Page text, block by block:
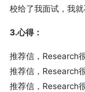
校给了我面试，我
3.心得：
推荐信，Research
推荐信，Research
推荐信，Research